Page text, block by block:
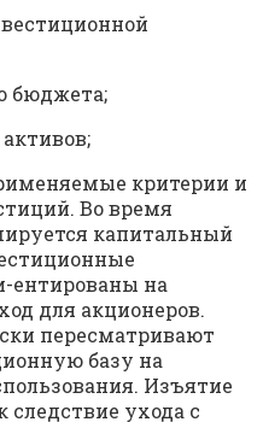
бюджета;
критерии и
Во время
капитальный
ентированы на
для акционеров.
пересматривают
базу на
Изъятие
ухода с